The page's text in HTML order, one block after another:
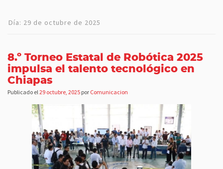
Día: 29 de octubre de 2025
8.º Torneo Estatal de Robótica 2025
impulsa el talento tecnológico en
Chiapas
Publicado el29 octubre, 2025 por Comunicacion